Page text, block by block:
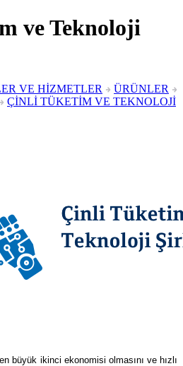
ve Teknoloji
VE HİZMETLER
ÜRÜNLER
ÇİNLİ TÜKETİM VE TEKNOLOJİ
en büyük ikinci ekonomisi olmasını ve hızlı